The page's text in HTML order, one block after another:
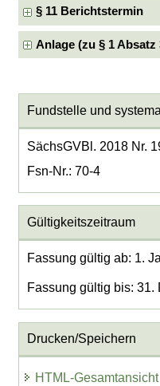
§ 11 Berichtstermin
Anlage (zu § 1 Absatz
Fundstelle und
SächsGVBl. 2018 Nr.
Fsn-Nr.: 70-4
Gültigkeitszeitraum
Fassung gültig ab: 1.
Fassung gültig bis: 31.
Drucken/Speichern
HTML-Gesamtansicht